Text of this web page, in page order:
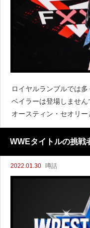
ロイヤルランブルでは
ベイラーは登場しませ
オースティン・セオリー
ません。『
いないことからロイヤ
WWEタイトルの挑戦
2022.01.30 噂話